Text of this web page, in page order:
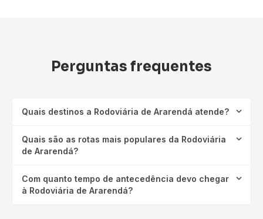
Perguntas frequentes
Quais destinos a Rodoviária de Ararendá atende?
Quais são as rotas mais populares da Rodoviária
de Ararendá?
Com quanto tempo de antecedência devo chegar
à Rodoviária de Ararendá?